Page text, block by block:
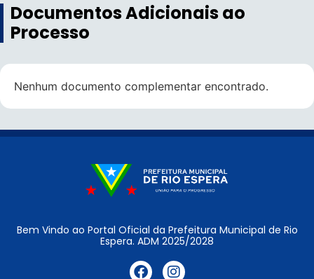
Documentos Adicionais ao
Processo
Nenhum documento complementar encontrado.
Bem Vindo ao Portal Oficial da Prefeitura Municipal de Rio
Espera. ADM 2025/2028